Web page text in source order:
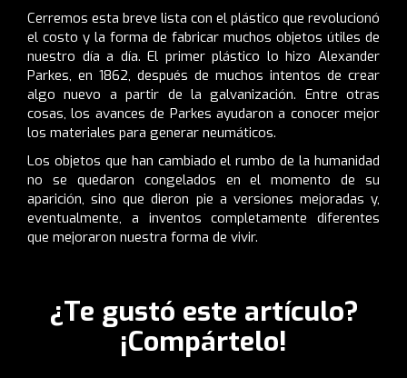
Cerremos esta breve lista con el plástico que revolucionó
el costo y la forma de fabricar muchos objetos útiles de
nuestro día a día. El primer plástico lo hizo Alexander
Parkes, en 1862, después de muchos intentos de crear
algo nuevo a partir de la galvanización. Entre otras
cosas, los avances de Parkes ayudaron a conocer mejor
los materiales para generar neumáticos.
Los objetos que han cambiado el rumbo de la humanidad
no se quedaron congelados en el momento de su
aparición, sino que dieron pie a versiones mejoradas y,
eventualmente, a inventos completamente diferentes
que mejoraron nuestra forma de vivir.
¿Te gustó este artículo?
¡Compártelo!